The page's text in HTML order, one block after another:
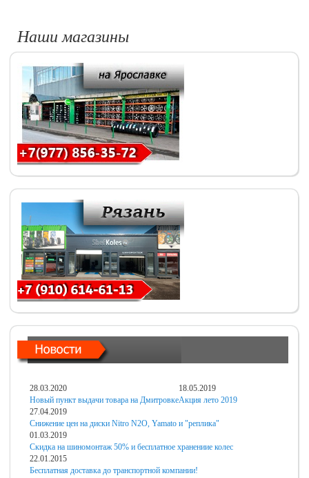
Наши магазины
28.03.2020
Новый пункт выдачи товара на Дмитровке
18.05.2019
Акция лето 2019
27.04.2019
Снижение цен на диски Nitro N2O, Yamato и "реплика"
01.03.2019
Скидка на шиномонтаж 50% и бесплатное хранениие колес
22.01.2015
Бесплатная доставка до транспортной компании!